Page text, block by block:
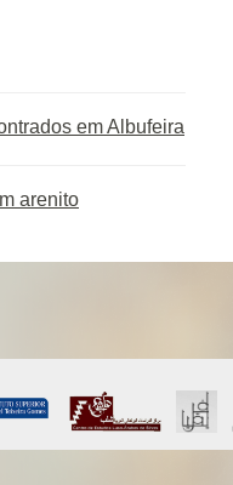
em Albufeira
arenito